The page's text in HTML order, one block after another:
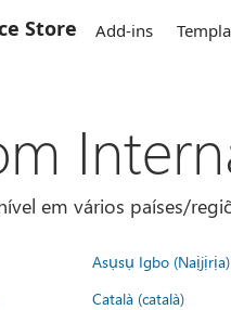
Store Add-ins
em vários países/
Asụsụ Igbo (Naịjịrịa)
Català (català)